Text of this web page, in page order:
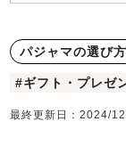
春
体型別におすすめパ
ャマ
パジャマの選び
#ギフト・プレゼ
最終更新日：2024/